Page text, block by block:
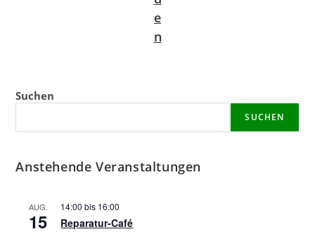
e
n
Suchen
SUCHEN
Anstehende Veranstaltungen
AUG.
15
14:00 bis 16:00
Reparatur-Café